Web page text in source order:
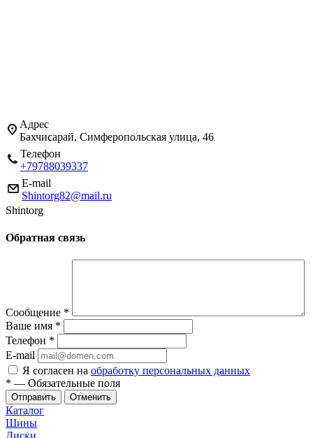
Адрес
Бахчисарай, Симферопольская улица, 46
Телефон
+79788039337
E-mail
Shintorg82@mail.ru
Shintorg
Обратная связь
Сообщение *
Ваше имя *
Телефон *
E-mail
Я согласен на обработку персональных данных
* — Обязательные поля
Отменить
Каталог
Шины
Диски